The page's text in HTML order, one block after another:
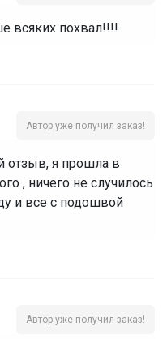
всяких похвал!!!!
Автор уже получил заказ!
отзыв, я прошла в
, ничего не случилось
и все с подошвой
Автор уже получил заказ!